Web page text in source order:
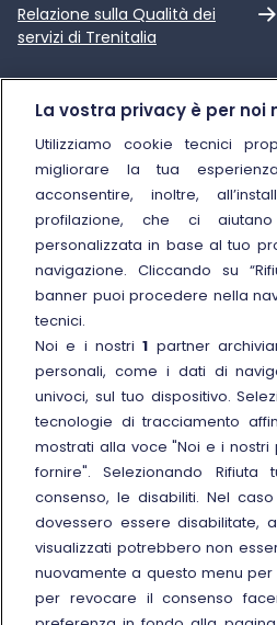
Relazione sulla Qualità dei
servizi di Trenitalia
Link esterno
Chi siamo
Sostenibilità
Trenitalia for Business
Manuale di Conservazione
Link esterno
Carriere
Link esterno
La Freccia Mag
Link esterno
Noleggia un treno charter
Viaggi di gruppo
Seguici sui social
La vostra privacy è per
Utilizziamo cookie tecnici
migliorare la tua
acconsentire, inoltre,
profilazione, che ci
personalizzata in base al tuo
navigazione. Cliccando su
banner puoi procedere nella
tecnici.
Noi e i nostri1 partner
personali, come i dati di
univoci, sul tuo dispositivo.
tecnologie di tracciamento
mostrati alla voce "Noi e i
fornire". Selezionando
consenso, le disabiliti. Nel
dovessero essere disabilitate,
visualizzati potrebbero non
nuovamente a questo menu
per revocare il consenso